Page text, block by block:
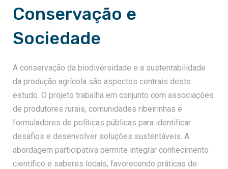
Conservação e
Sociedade
A conservação da biodiversidade e a sustentabilidade
da produção agrícola são aspectos centrais deste
estudo. O projeto trabalha em conjunto com associações
de produtores rurais, comunidades ribeirinhas e
formuladores de políticas públicas para identificar
desafios e desenvolver soluções sustentáveis. A
abordagem participativa permite integrar conhecimento
científico e saberes locais, favorecendo práticas de